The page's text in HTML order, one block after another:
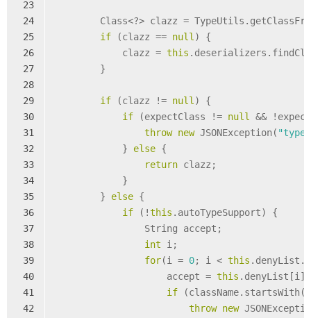
23
24
25
26
27
28
29
30
31
32
33
34
35
36
37
38
39
40
41
42
Class<?> clazz =
if (clazz == null) {
            clazz =
this
        }
if (clazz != null) {
if (expectClass != null &&
throw new JSONException( "type
            }
else {
return clazz;
            }
        }
else {
if (!this .autoTypeSupport) {
                String accept;
int i;
for(i = 0; i < this
                    accept =
this .denyList[i];
if
throw new